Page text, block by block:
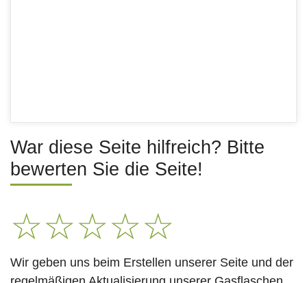
War diese Seite hilfreich? Bitte
bewerten Sie die Seite!
☆☆☆☆☆
Wir geben uns beim Erstellen unserer Seite und der